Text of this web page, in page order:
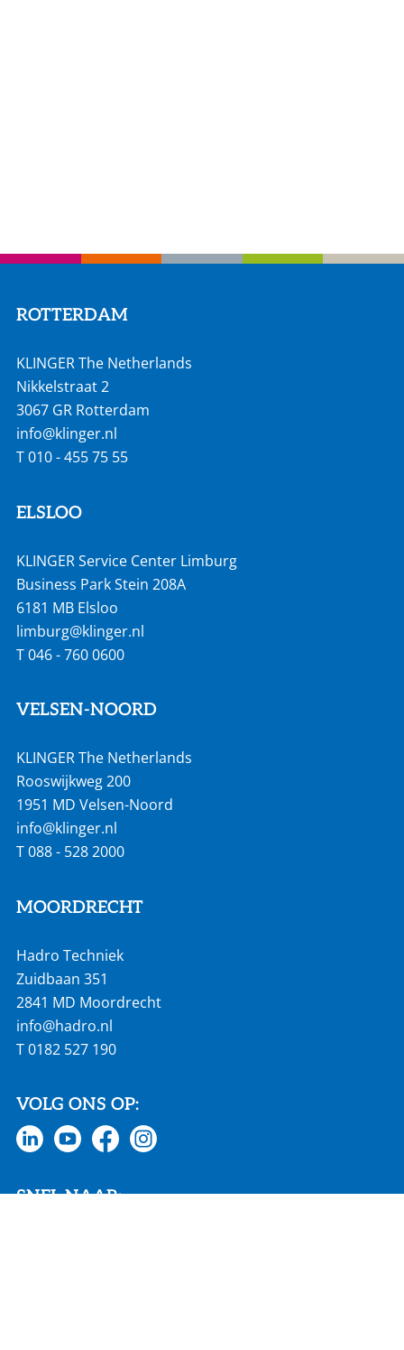
ROTTERDAM
KLINGER The Netherlands
Nikkelstraat 2
3067 GR Rotterdam
info@klinger.nl
T010 - 455 75 55
ELSLOO
KLINGER Service Center Limburg
Business Park Stein 208A
6181 MB Elsloo
limburg@klinger.nl
T046 - 760 0600
VELSEN-NOORD
KLINGER The Netherlands
Rooswijkweg 200
1951 MD Velsen-Noord
info@klinger.nl
T088 - 528 2000
MOORDRECHT
Hadro Techniek
Zuidbaan 351
2841 MD Moordrecht
info@hadro.nl
T0182 527 190
VOLG ONS OP:
SNEL NAAR: